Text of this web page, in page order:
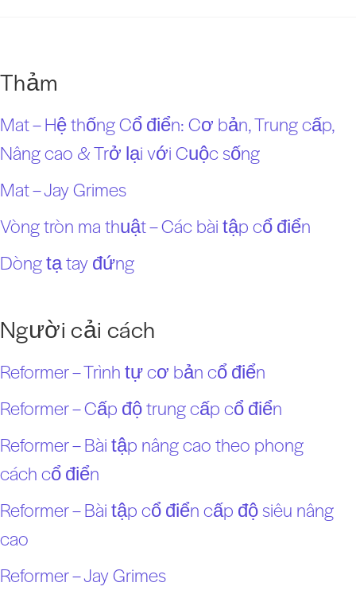
Thảm
Mat – Hệ thống Cổ điển: Cơ bản, Trung cấp,
Nâng cao & Trở lại với Cuộc sống
Mat – Jay Grimes
Vòng tròn ma thuật – Các bài tập cổ điển
Dòng tạ tay đứng
Người cải cách
Reformer – Trình tự cơ bản cổ điển
Reformer – Cấp độ trung cấp cổ điển
Reformer – Bài tập nâng cao theo phong
cách cổ điển
Reformer – Bài tập cổ điển cấp độ siêu nâng
cao
Reformer – Jay Grimes